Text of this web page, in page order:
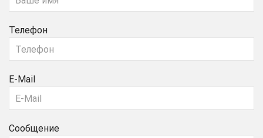
Телефон
E-Mail
Сообщение